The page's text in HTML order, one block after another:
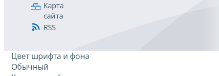
Карта
сайта
RSS
Цвет шрифта и фона
Обычный